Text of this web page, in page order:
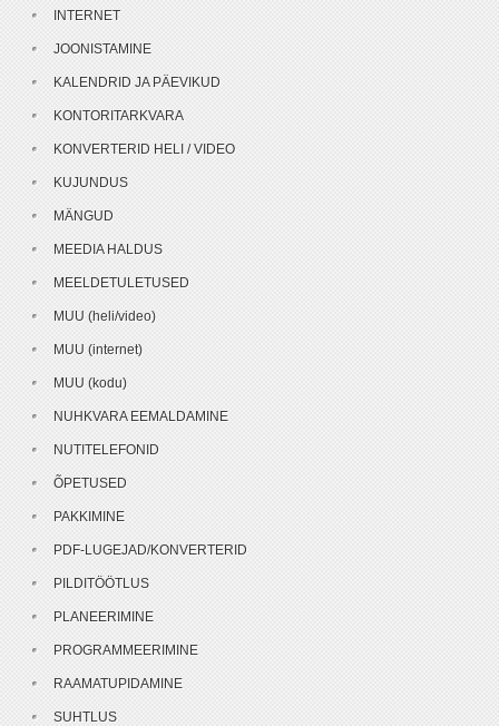
INTERNET
JOONISTAMINE
KALENDRID JA PÄEVIKUD
KONTORITARKVARA
KONVERTERID HELI / VIDEO
KUJUNDUS
MÄNGUD
MEEDIA HALDUS
MEELDETULETUSED
MUU (heli/video)
MUU (internet)
MUU (kodu)
NUHKVARA EEMALDAMINE
NUTITELEFONID
ÕPETUSED
PAKKIMINE
PDF-LUGEJAD/KONVERTERID
PILDITÖÖTLUS
PLANEERIMINE
PROGRAMMEERIMINE
RAAMATUPIDAMINE
SUHTLUS